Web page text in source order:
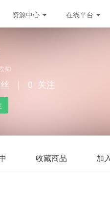
资源中心 在线平台
师
｜ 0 关注
收藏商品 加